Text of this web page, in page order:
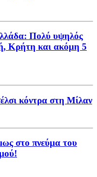
Πολύ υψηλός
Κρήτη και ακόμη 5
κόντρα στη Μίλαν
στο πνεύμα του